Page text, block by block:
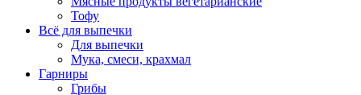
Тофу
Всё для выпечки
Для выпечки
Мука, смеси, крахмал
Гарниры
Грибы